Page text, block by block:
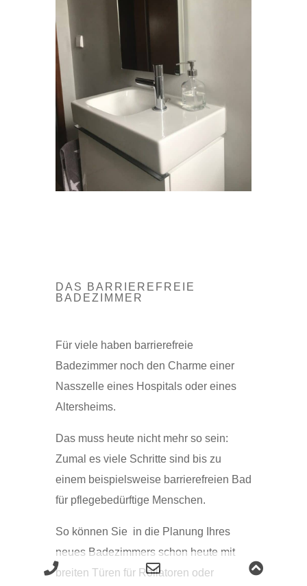
DAS BARRIEREFREIE
BADEZIMMER
Für viele haben barrierefreie
Badezimmer noch den Charme einer
Nasszelle eines Hospitals oder eines
Altersheims.
Das muss heute nicht mehr so sein:
Zumal es viele Schritte sind bis zu
einem beispielsweise barrierefreien Bad
für pflegebedürftige Menschen.
So können Sie in die Planung Ihres
neues Badezimmers schon heute mit
breiten Türen für Rollatoren oder
Phone Email